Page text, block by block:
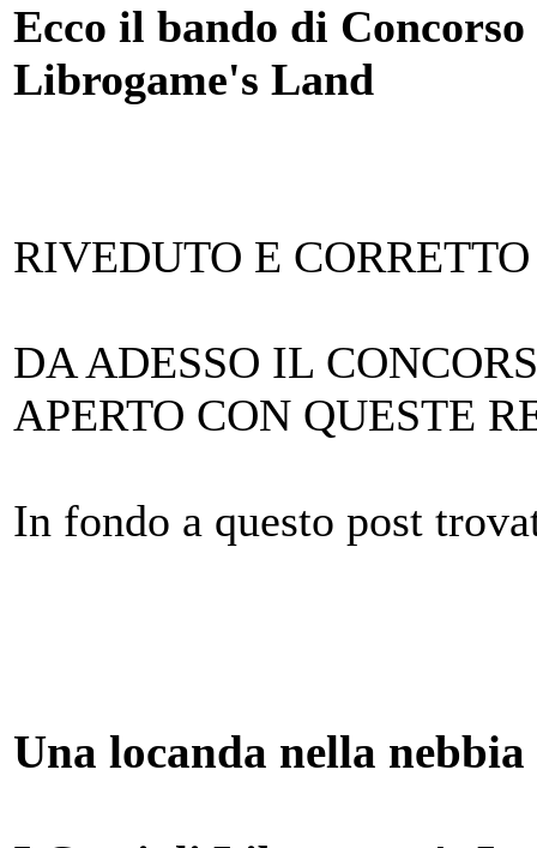
Ecco il bando di
Librogame's Land
RIVEDUTO E
DA ADESSO IL
APERTO CON QUESTE
In fondo a questo post
Una locanda nella nebbia